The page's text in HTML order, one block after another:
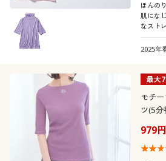
ほんの
肌にな
なスト
地を使
ルエッ
2025年
最大
モチ
ツ(5分
979